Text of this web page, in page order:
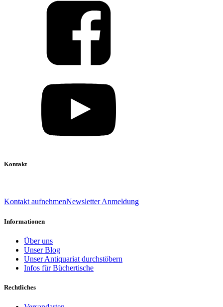
Kontakt
Kontakt aufnehmenNewsletter Anmeldung
Informationen
Über uns
Unser Blog
Unser Antiquariat durchstöbern
Infos für Büchertische
Rechtliches